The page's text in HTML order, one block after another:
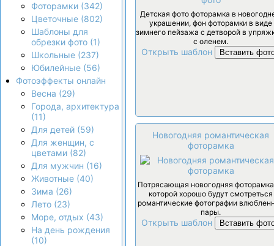
Фоторамки (342)
Цветочные (802)
Шаблоны для
обрезки фото (1)
Школьные (237)
Юбилейные (56)
Фотоэффекты онлайн
Весна (29)
Города, архитектура
(11)
Для детей (59)
Для женщин, с
цветами (82)
Для мужчин (16)
Животные (40)
Зима (26)
Лето (23)
Море, отдых (43)
На день рождения
(10)
Детская фото фоторамка в
украшении, фон фоторамки в виде
зимнего пейзажа с детворой в
с оленем.
Открыть шаблон Вставить
Новогодняя романтическая
фоторамка
Потрясающая новогодняя
которой хорошо будут смотреться
романтические фотографии
пары.
Открыть шаблон Вставить